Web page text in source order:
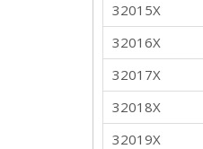
32015X
32016X
32017X
32018X
32019X